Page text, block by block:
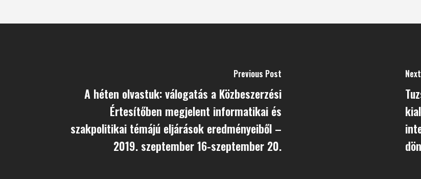
Previous Post
A héten olvastuk: válogatás a Közbeszerzési
Értesítőben megjelent informatikai és
szakpolitikai témájú eljárások eredményeiből –
2019. szeptember 16-szeptember 20.